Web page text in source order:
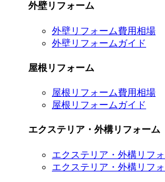
外壁リフォーム
外壁リフォーム費用相場
外壁リフォームガイド
屋根リフォーム
屋根リフォーム費用相場
屋根リフォームガイド
エクステリア・外構リフォーム
エクステリア・外構リフ
エクステリア・外構リフ